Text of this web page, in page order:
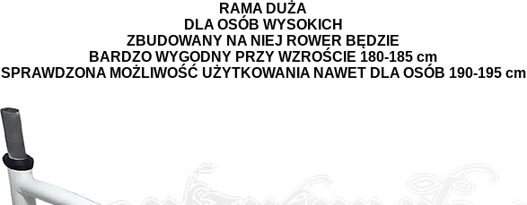
RAMA DUŻA
DLA OSÓB WYSOKICH
ZBUDOWANY NA NIEJ ROWER BĘDZIE
BARDZO WYGODNY PRZY WZROŚCIE 180-185 cm
SPRAWDZONA MOŻLIWOŚĆ UŻYTKOWANIA NAWET DLA OSÓB 190-195 cm